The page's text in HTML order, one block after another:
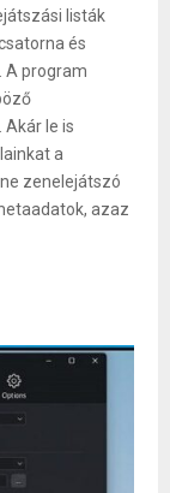
listák
és
A program
le is
a
zenelejátszó
azaz